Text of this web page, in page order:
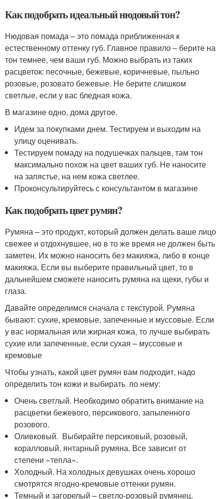
Как подобрать идеальный нюдовый тон?
Нюдовая помада – это помада приближенная к
естественному оттенку губ. Главное правило – берите на
тон темнее, чем ваши губ. Можно выбрать из таких
расцветок: песочные, бежевые, коричневые, пыльно
розовые, розовато бежевые. Не берите слишком
светлые, если у вас бледная кожа.
В магазине одно, дома другое.
Идем за покупками днем. Тестируем и выходим на
улицу оценивать.
Тестируем помаду на подушечках пальцев, там тон
максимально похож на цвет ваших губ. Не наносите
на запястье, на нем кожа светлее.
Проконсультируйтесь с консультантом в магазине
Как подобрать цвет румян?
Румяна – это продукт, который должен делать ваше лицо
свежее и отдохнувшее, но в то же время не должен быть
заметен. Их можно наносить без макияжа, либо в конце
макияжа. Если вы выберите правильный цвет, то в
дальнейшем сможете наносить румяна на щеки, губы и
глаза.
Давайте определимся сначала с текстурой. Румяна
бывают: сухие, кремовые, запеченные и муссовые. Если
у вас нормальная или жирная кожа, то лучше выбирать
сухие или запеченные, если сухая – муссовые и
кремовые
Чтобы узнать, какой цвет румян вам подходит, надо
определить тон кожи и выбирать по нему:
Очень светлый. Необходимо обратить внимание на
расцветки бежевого, персикового, запыленного
розового.
Оливковый. Выбирайте персиковый, розовый,
коралловый, янтарный румяна. Все зависит от
степени «тепла».
Холодный. На холодных девушках очень хорошо
смотрятся ягодно-кремовые оттенки румян.
Темный и загорелый – светло-розовый румянец,